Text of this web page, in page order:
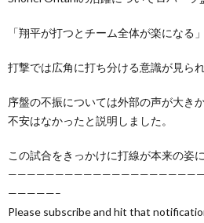
「翔平が打つとチーム全体が楽になる」
打撃では広角に打ち分ける意識が見ら
序盤の不振については外部の声が大き
不安はなかったと説明しました。
この試合をきっかけに打線が本来の姿
—————–
Please subscribe and hit that